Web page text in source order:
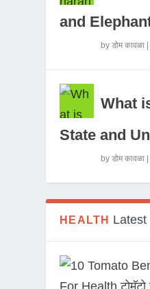
and
byडोम कावळा
What
State and
byडोम कावळा
HEALTH Latest